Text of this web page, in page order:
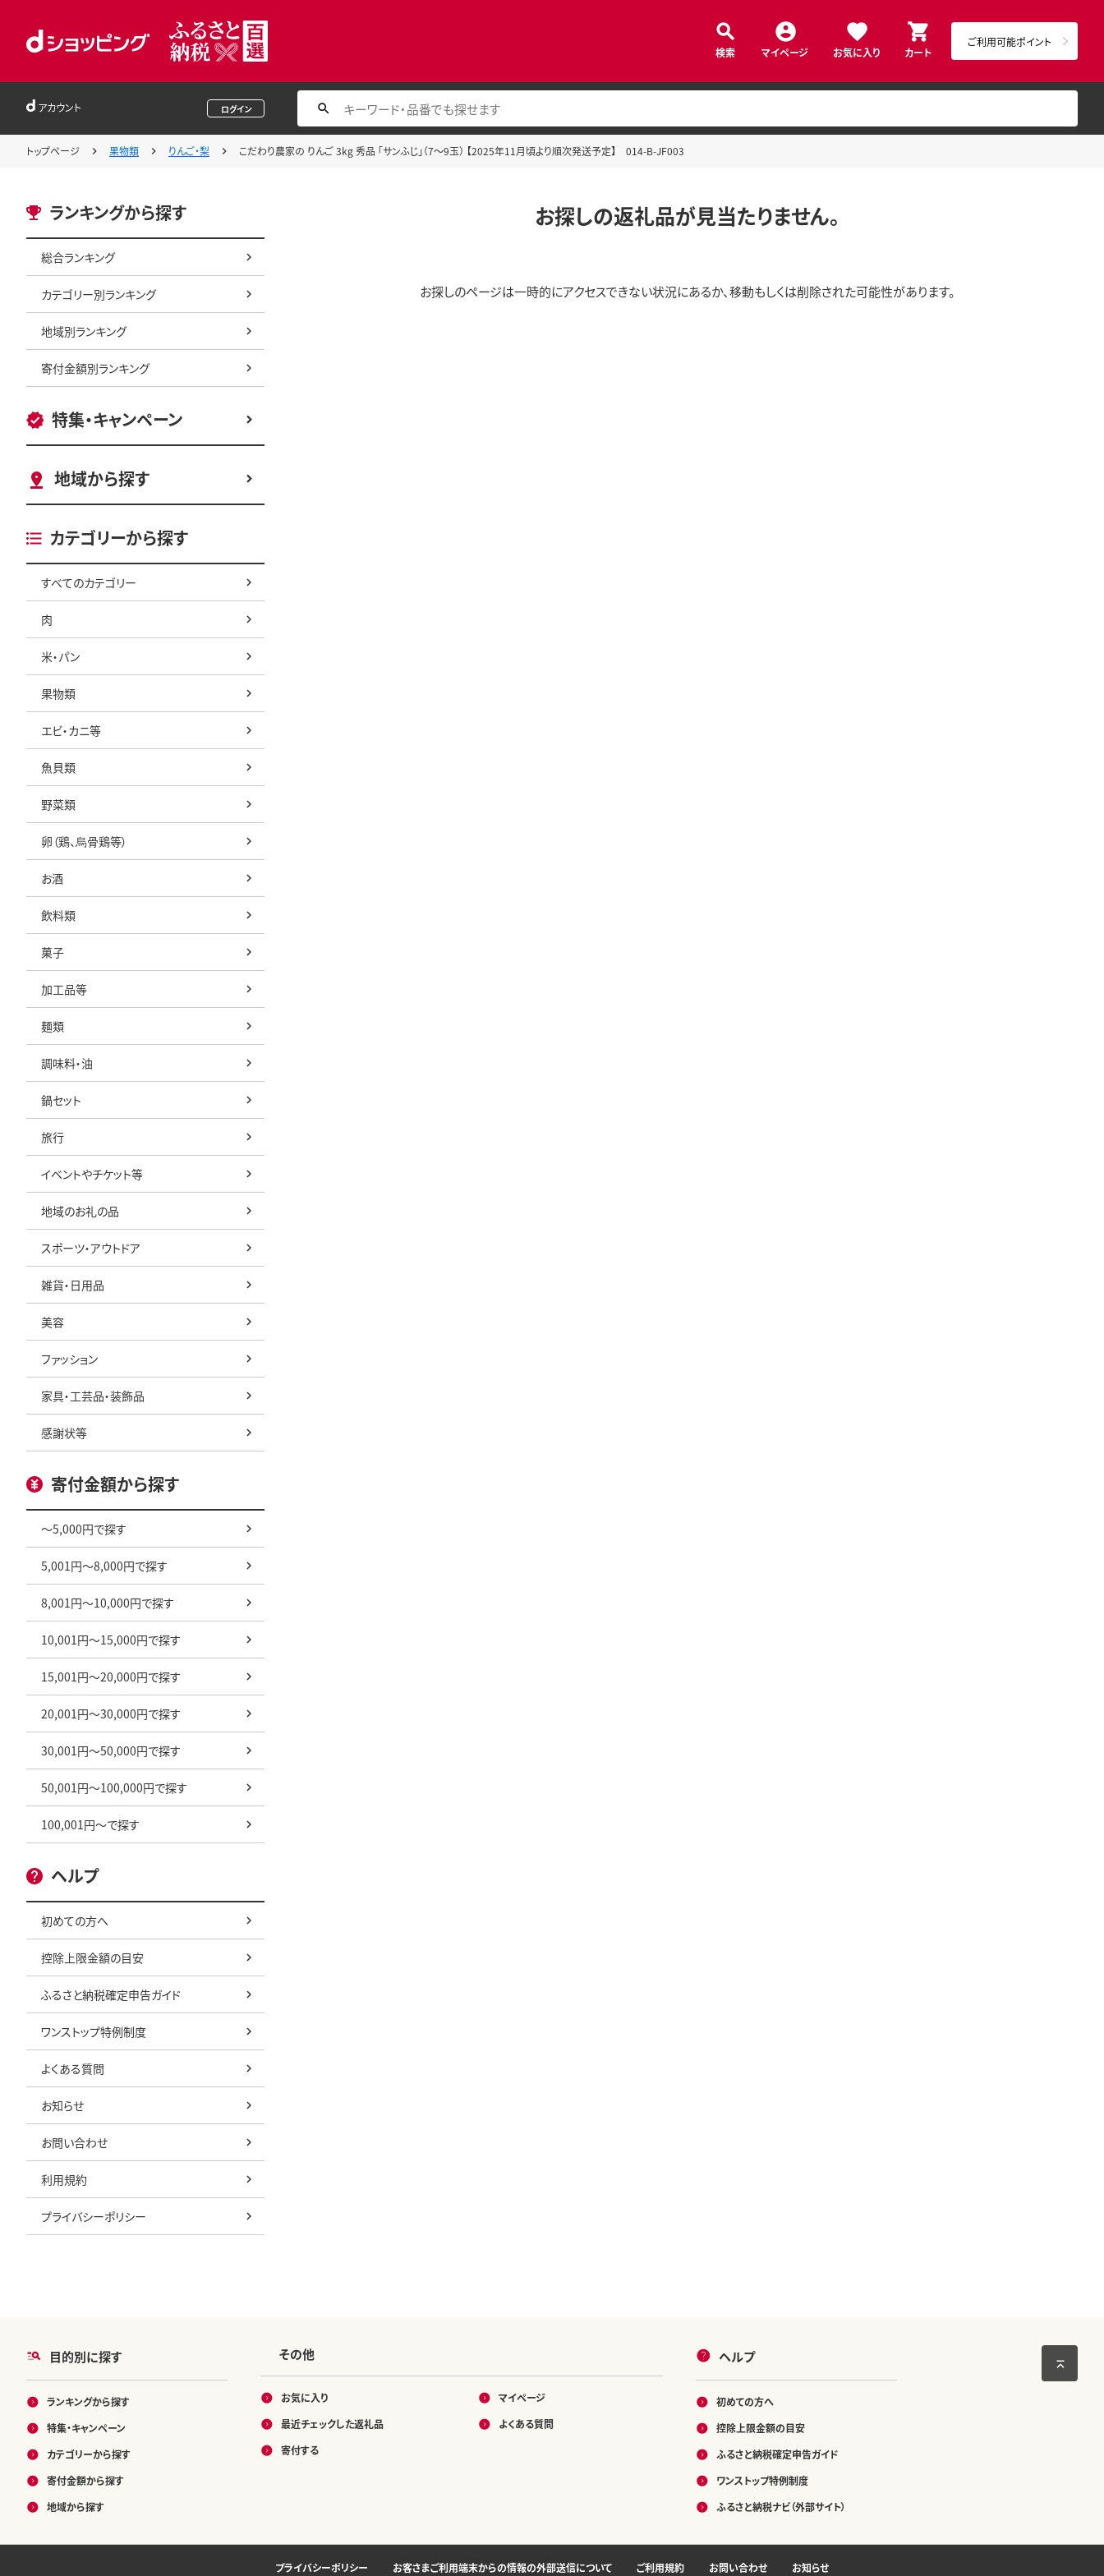
検索 マイページ お気に入り カート
ご利用可能ポイント
アカウント ログイン
トップページ 果物類 りんご・梨 こだわり農家の りんご 3kg 秀品 「サンふじ」（7～9玉） 【2025年11月頃より順次発送予定】 014-B-JF003
ランキングから探す
総合ランキング
カテゴリー別ランキング
地域別ランキング
寄付金額別ランキング
特集・キャンペーン
地域から探す
カテゴリーから探す
すべてのカテゴリー
肉
米・パン
果物類
エビ・カニ等
魚貝類
野菜類
卵（鶏、烏骨鶏等）
お酒
飲料類
菓子
加工品等
麺類
調味料・油
鍋セット
旅行
イベントやチケット等
地域のお礼の品
スポーツ・アウトドア
雑貨・日用品
美容
ファッション
家具・工芸品・装飾品
感謝状等
寄付金額から探す
～5,000円で探す
5,001円～8,000円で探す
8,001円～10,000円で探す
10,001円～15,000円で探す
15,001円～20,000円で探す
20,001円～30,000円で探す
30,001円～50,000円で探す
50,001円～100,000円で探す
100,001円～で探す
ヘルプ
初めての方へ
控除上限金額の目安
ふるさと納税確定申告ガイド
ワンストップ特例制度
よくある質問
お知らせ
お問い合わせ
利用規約
プライバシーポリシー
お探しの返礼品が見当たりません。
お探しのページは一時的にアクセスできない状況にあるか、移動もしくは削除された可能性があります。
目的別に探す
ランキングから探す
特集・キャンペーン
カテゴリーから探す
寄付金額から探す
地域から探す
その他
お気に入り
最近チェックした返礼品
寄付する
マイページ
よくある質問
ヘルプ
初めての方へ
控除上限金額の目安
ふるさと納税確定申告ガイド
ワンストップ特例制度
ふるさと納税ナビ（外部サイト）
プライバシーポリシー お客さまご利用端末からの情報の外部送信について ご利用規約 お問い合わせ お知らせ